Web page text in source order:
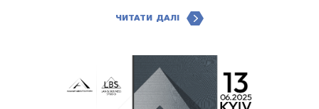
ЧИТАТИ ДАЛІ